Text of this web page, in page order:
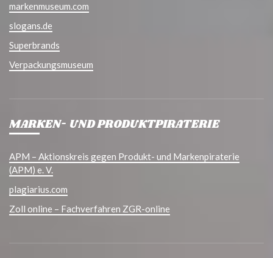
markenmuseum.com
slogans.de
Superbrands
Verpackungsmuseum
MARKEN- UND PRODUKTPIRATERIE
APM – Aktionskreis gegen Produkt- und Markenpiraterie
(APM) e. V.
plagiarius.com
Zoll online – Fachverfahren ZGR-online